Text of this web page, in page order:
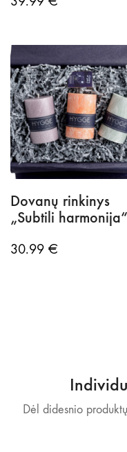
Dovanų rinkinys
„Subtili harmonija“
30.99 €
Dėl didesnio